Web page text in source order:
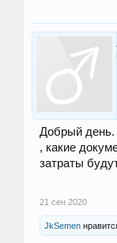
Добрый день.
, какие
затраты
21 сен 2020
JkSemen